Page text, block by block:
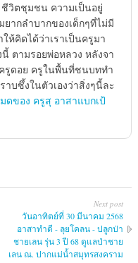
วิตชุมชน ความเป็นอยู่
ากลำบากของเด็กๆที่ไม่มี
ห้คิดได้ว่าเราเป็นครูมา
นี้ ตามรอยพ่อหลวง หลังจา
รูดอย ครูในพื้นที่ชนบททำ
บซึ้งในตัวเองว่าสิ่งๆนี้ละ
ดของ ครูสุ อาสาแบกเป้
Next post
วันอาทิตย์ที่ 30 มีนาคม 2568
อาสาทำดี - ลุยโคลน - ปลูกป่า
ชายเลน รุ่น 3 ปี 68 ดูแลป่าชาย
เลน ณ. ปากแม่น้ำสมุทรสงคราม